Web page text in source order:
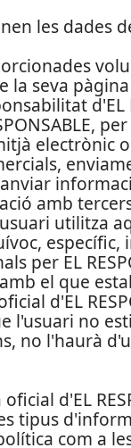
les dades
la seva
d'EL
electrònic
amb
utilitza
per EL
el que
d'EL
l'usuari no
no l'haurà
d'EL
tipus
com a